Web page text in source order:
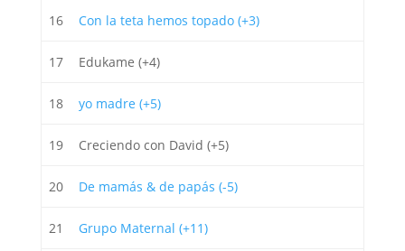
16 Con la teta hemos topado (+3)
17 Edukame (+4)
18 yo madre (+5)
19 Creciendo con David (+5)
20 De mamás & de papás (-5)
21 Grupo Maternal (+11)